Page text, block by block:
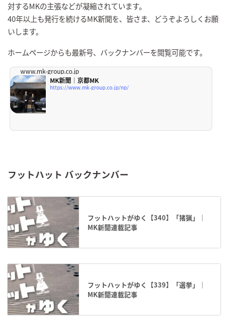
対するMKの主張などが凝縮されています。
40年以上も発行を続けるMK新聞を、皆さま、どうぞよろしくお願
いします。
ホームページからも最新号、バックナンバーを閲覧可能です。
www.mk-group.co.jp
MK新聞｜京都MK
https://www.mk-group.co.jp/np/
フットハット バックナンバー
フットハットがゆく【340】「猪猟」｜
MK新聞連載記事
フットハットがゆく【339】「選挙」｜
MK新聞連載記事